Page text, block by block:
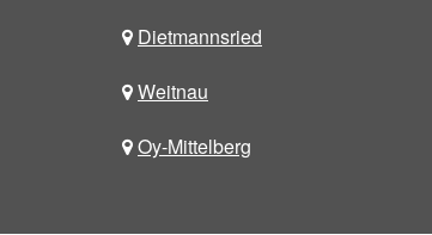
Dietmannsried
Weitnau
Oy-Mittelberg